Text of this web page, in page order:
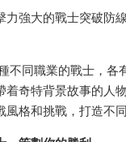
力強大的戰士突破防
不同職業的戰士，各
奇特背景故事的人物
風格和挑戰，打造不